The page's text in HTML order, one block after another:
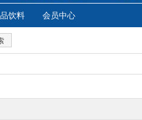
饮料 会员中心